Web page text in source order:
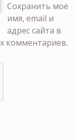
Сохранить моё
имя, email и
адрес сайта в
комментариев.